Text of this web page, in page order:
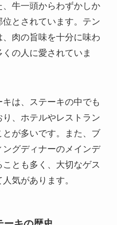
牛一頭からわずかしか
とされています。テン
肉の旨味を十分に味わ
の人に愛されていま
は、ステーキの中でも
、ホテルやレストラン
が多いです。また、ブ
グディナーのメインデ
とも多く、大切なゲス
気があります。